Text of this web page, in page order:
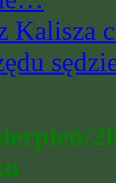
Kalisza